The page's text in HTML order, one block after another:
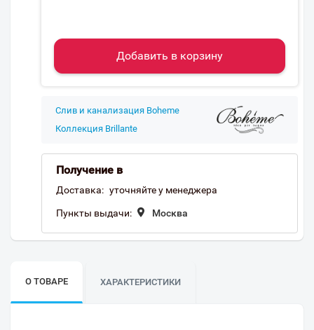
Добавить в корзину
Слив и канализация Boheme
Коллекция Brillante
Получение в
Доставка: уточняйте у менеджера
Пункты выдачи: Москва
О ТОВАРЕ ХАРАКТЕРИСТИКИ